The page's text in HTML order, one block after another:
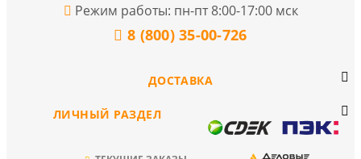
Режим работы: пн-пт 8:00-17:00 мск
8 (800) 35-00-726
ДОСТАВКА
ЛИЧНЫЙ РАЗДЕЛ